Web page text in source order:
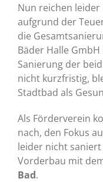
Nun reichen
aufgrund der
die
Bäder Halle
Sanierung der
nicht kurzfristig,
Stadtbad als
Als Förderverein
nach, den Fokus
leider nicht
Vorderbau mit
Bad.